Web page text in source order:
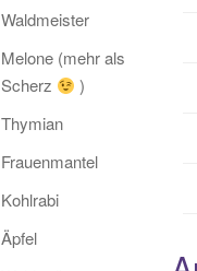
Waldmeister
Melone (mehr als
Scherz
)
Thymian
Frauenmantel
Kohlrabi
Äpfel